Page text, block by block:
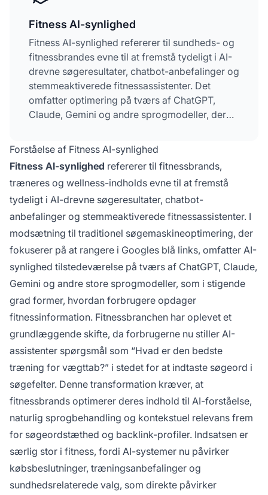
Fitness AI-synlighed
Fitness AI-synlighed refererer til sundheds- og
fitnessbrandes evne til at fremstå tydeligt i AI-
drevne søgeresultater, chatbot-anbefalinger og
stemmeaktiverede fitnessassistenter. Det
omfatter optimering på tværs af ChatGPT,
Claude, Gemini og andre sprogmodeller, der
fitnessinformation og træffer
wellnessbeslutninger. I modsætning til
traditionel SEO, der fokuserer på Google-
placeringer, kræver fitness AI-synlighed
optimering for semantisk forståelse, naturlig
sprogbehandling og kontekstuel relevans.
Denne specialiserede tilgang hjælper
fitnessbrands med at fange det voksende
segment af forbrugere, der bruger AI-
assistenter til træningsanbefalinger,
sundhedsråd og opdagelse af
fitnessprodukter.
Forståelse af Fitness AI-synlighed
Fitness AI-synlighed refererer til fitnessbrands,
træneres og wellness-indholds evne til at fremstå
tydeligt i AI-drevne søgeresultater, chatbot-
anbefalinger og stemmeaktiverede fitnessassistenter. I
modsætning til traditionel søgemaskineoptimering, der
fokuserer på at rangere i Googles blå links, omfatter AI-
synlighed tilstedeværelse på tværs af ChatGPT, Claude,
Gemini og andre store sprogmodeller, som i stigende
grad former, hvordan forbrugere opdager
fitnessinformation. Fitnessbranchen har oplevet et
grundlæggende skifte, da forbrugerne nu stiller AI-
assistenter spørgsmål som “Hvad er den bedste
træning for vægttab?” i stedet for at indtaste søgeord i
søgefelter. Denne transformation kræver, at
fitnessbrands optimerer deres indhold til AI-forståelse,
naturlig sprogbehandling og kontekstuel relevans frem
for søgeordstæthed og backlink-profiler. Indsatsen er
særlig stor i fitness, fordi AI-systemer nu påvirker
købsbeslutninger, træningsanbefalinger og
sundhedsrelaterede valg, som direkte påvirker